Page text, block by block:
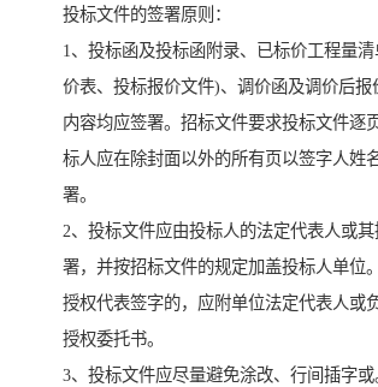
投标文件的签署原则：
1、投标函及投标函附录、已标价工程量
价表、投标报价文件)、调价函及调价后报
内容均应签署。招标文件要求投标文件逐
标人应在除封面以外的所有页以签字人姓
署。
2、投标文件应由投标人的法定代表人或
署，并按招标文件的规定加盖投标人单位
授权代表签字的，应附单位法定代表人或
授权委托书。
3、投标文件应尽量避免涂改、行间插字